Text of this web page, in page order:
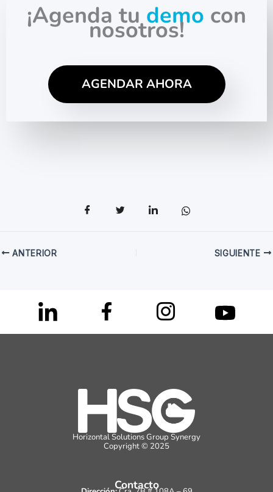
¡Agenda tudemo con
nosotros!
AGENDAR AHORA
ANTERIOR SIGUIENTE
Horizontal Solutions Group Synergy
Copyright © 2025
Contacto